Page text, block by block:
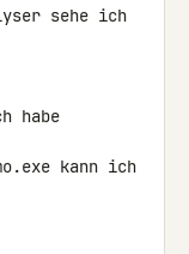
sehe ich
habe
kann ich